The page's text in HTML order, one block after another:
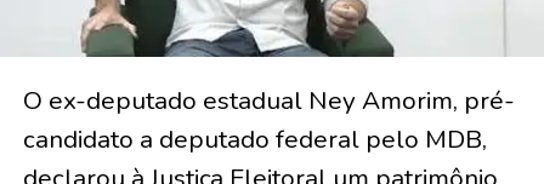
O ex-deputado estadual Ney Amorim, pré-
candidato a deputado federal pelo MDB,